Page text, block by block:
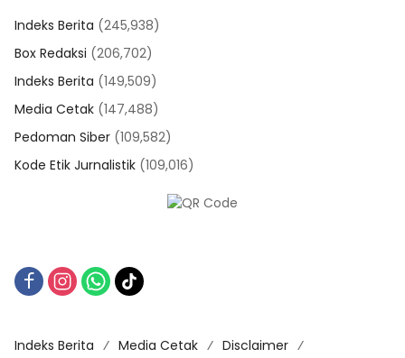
Indeks Berita (245,938)
Box Redaksi (206,702)
Indeks Berita (149,509)
Media Cetak (147,488)
Pedoman Siber (109,582)
Kode Etik Jurnalistik (109,016)
Indeks Berita Media Cetak
Disclaimer